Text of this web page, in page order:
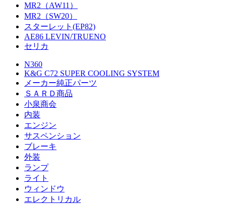
MR2（AW11）
MR2（SW20）
スターレット(EP82)
AE86 LEVIN/TRUENO
セリカ
N360
K&G C72 SUPER COOLING SYSTEM
メーカー純正パーツ
ＳＡＲＤ商品
小泉商会
内装
エンジン
サスペンション
ブレーキ
外装
ランプ
ライト
ウィンドウ
エレクトリカル